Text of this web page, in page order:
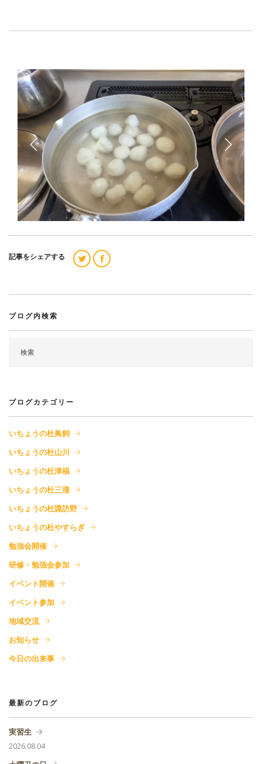
Previous Next
記事をシェアする
ブログ内検索
ブログカテゴリー
いちょうの杜鳥飼
いちょうの杜山川
いちょうの杜津福
いちょうの杜三潴
いちょうの杜諏訪野
いちょうの杜やすらぎ
勉強会開催
研修・勉強会参加
イベント開催
イベント参加
地域交流
お知らせ
今日の出来事
最新のブログ
実習生
2026.08.04